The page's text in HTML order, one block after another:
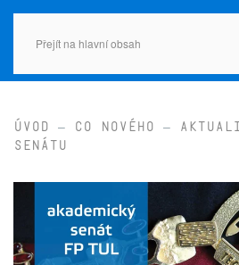
Přejít na hlavní obsah
Úvod Co nového
senátu